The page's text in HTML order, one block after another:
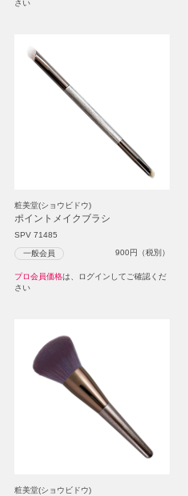
さい
粧美堂(ショウビドウ)
ポイントメイクブラシ
SPV 71485
一般会員 900円（税別）
プロ会員価格は、ログインしてご確認くだ
さい
粧美堂(ショウビドウ)